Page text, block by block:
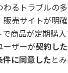
わるトラブルの
販売サイトが明
商品が定期購
ーザーが契約し
件に同意したと